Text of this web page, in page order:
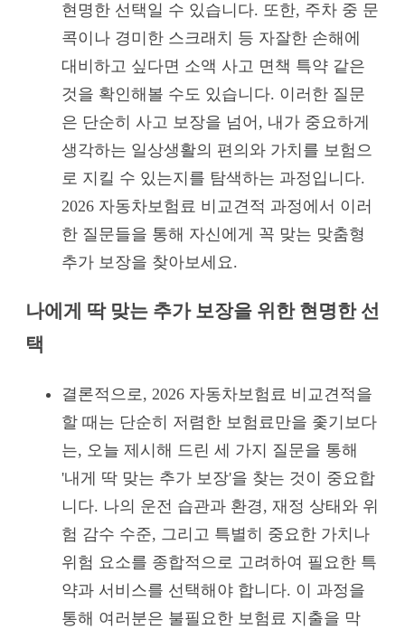
현명한 선택일 수 있습니다. 또한, 주차 중 문
콕이나 경미한 스크래치 등 자잘한 손해에
대비하고 싶다면 소액 사고 면책 특약 같은
것을 확인해볼 수도 있습니다. 이러한 질문
은 단순히 사고 보장을 넘어, 내가 중요하게
생각하는 일상생활의 편의와 가치를 보험으
로 지킬 수 있는지를 탐색하는 과정입니다.
2026 자동차보험료 비교견적 과정에서 이러
한 질문들을 통해 자신에게 꼭 맞는 맞춤형
추가 보장을 찾아보세요.
나에게 딱 맞는 추가 보장을 위한 현명한 선
택
결론적으로, 2026 자동차보험료 비교견적을
할 때는 단순히 저렴한 보험료만을 좇기보다
는, 오늘 제시해 드린 세 가지 질문을 통해
'내게 딱 맞는 추가 보장'을 찾는 것이 중요합
니다. 나의 운전 습관과 환경, 재정 상태와 위
험 감수 수준, 그리고 특별히 중요한 가치나
위험 요소를 종합적으로 고려하여 필요한 특
약과 서비스를 선택해야 합니다. 이 과정을
통해 여러분은 불필요한 보험료 지출을 막